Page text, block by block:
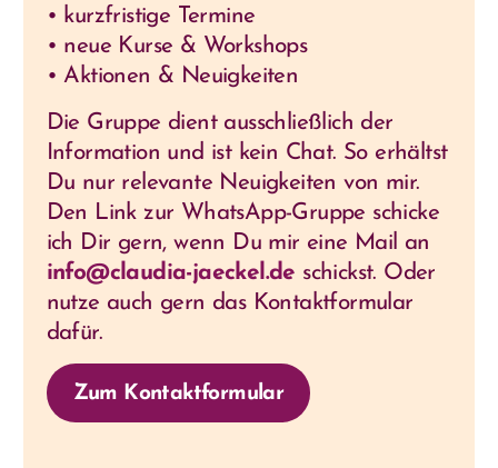
• kurzfristige Termine
• neue Kurse & Workshops
• Aktionen & Neuigkeiten
Die Gruppe dient ausschließlich der
Information und ist kein Chat. So erhältst
Du nur relevante Neuigkeiten von mir.
Den Link zur WhatsApp-Gruppe schicke
ich Dir gern, wenn Du mir eine Mail an
info@claudia-jaeckel.de schickst. Oder
nutze auch gern das Kontaktformular
dafür.
Zum Kontaktformular